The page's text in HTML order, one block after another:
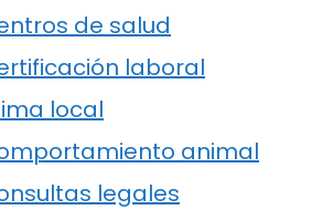
de salud
laboral
local
animal
legales